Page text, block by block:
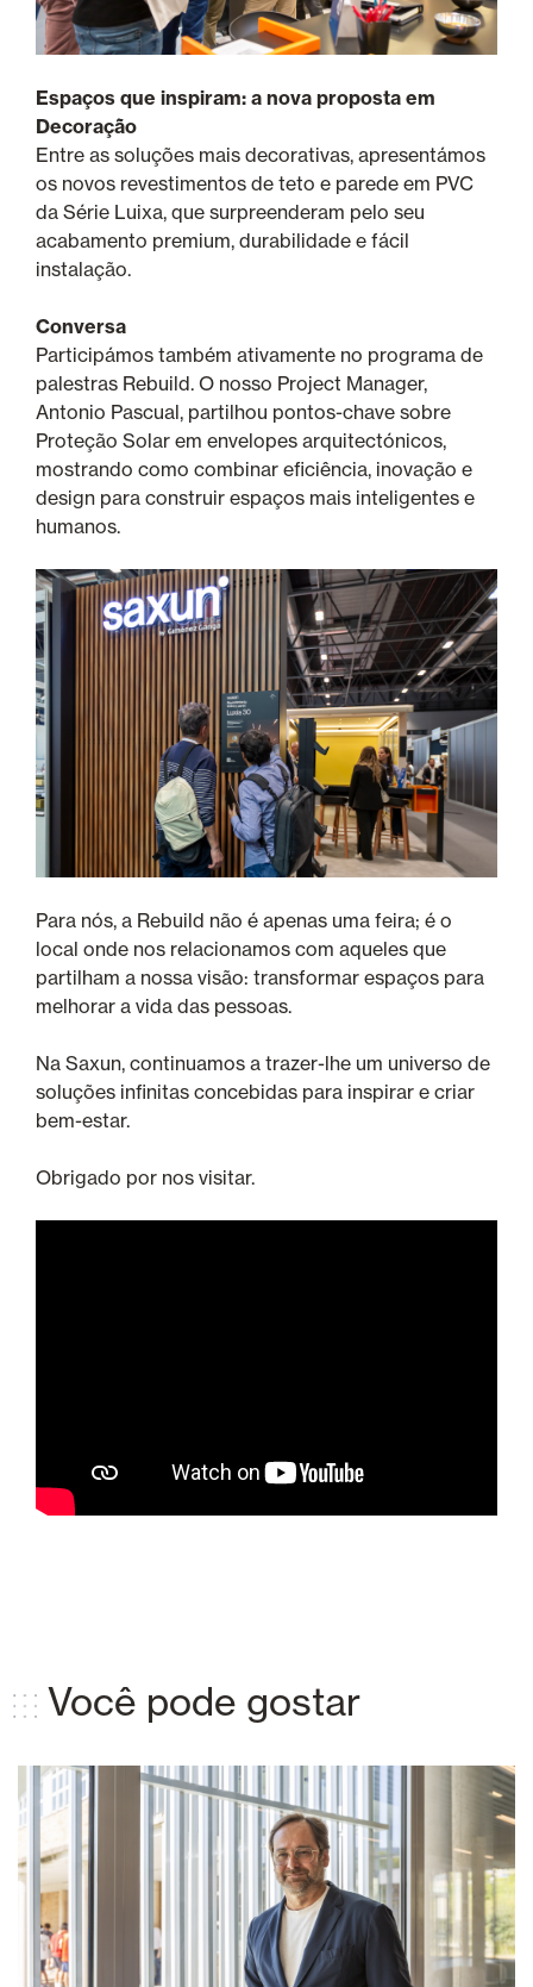
Espaços que inspiram: a nova proposta em
Decoração
Entre as soluções mais decorativas, apresentámos
os novos revestimentos de teto e parede em PVC
da Série Luixa, que surpreenderam pelo seu
acabamento premium, durabilidade e fácil
instalação.
Conversa
Participámos também ativamente no programa de
palestras Rebuild. O nosso Project Manager,
Antonio Pascual, partilhou pontos-chave sobre
Proteção Solar em envelopes arquitectónicos,
mostrando como combinar eficiência, inovação e
design para construir espaços mais inteligentes e
humanos.
Para nós, a Rebuild não é apenas uma feira; é o
local onde nos relacionamos com aqueles que
partilham a nossa visão: transformar espaços para
melhorar a vida das pessoas.
Na Saxun, continuamos a trazer-lhe um universo de
soluções infinitas concebidas para inspirar e criar
bem-estar.
Obrigado por nos visitar.
Você pode gostar